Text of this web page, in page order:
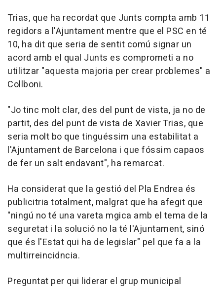
Trias, que ha recordat que Junts compta amb 11
regidors a l'Ajuntament mentre que el PSC en té
10, ha dit que seria de sentit comú signar un
acord amb el qual Junts es comprometi a no
utilitzar "aquesta majoria per crear problemes" a
Collboni.
"Jo tinc molt clar, des del punt de vista, ja no de
partit, des del punt de vista de Xavier Trias, que
seria molt bo que tinguéssim una estabilitat a
l'Ajuntament de Barcelona i que fóssim capaos
de fer un salt endavant", ha remarcat.
Ha considerat que la gestió del Pla Endrea és
publicitria totalment, malgrat que ha afegit que
"ningú no té una vareta mgica amb el tema de la
seguretat i la solució no la té l'Ajuntament, sinó
que és l'Estat qui ha de legislar" pel que fa a la
multirreincidncia.
Preguntat per qui liderar el grup municipal